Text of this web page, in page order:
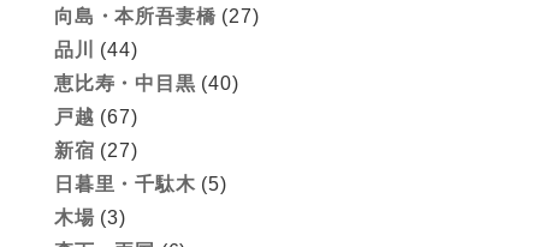
向島・本所吾妻橋 (27)
品川
(44)
恵比寿・中目黒 (40)
戸越 (67)
新宿 (27)
日暮里・千駄木 (5)
木場 (3)